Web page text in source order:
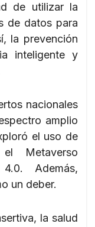
de utilizar la
de datos para
la prevención
inteligente y
nacionales
amplio
el uso de
Metaverso
Además,
un deber.
la salud